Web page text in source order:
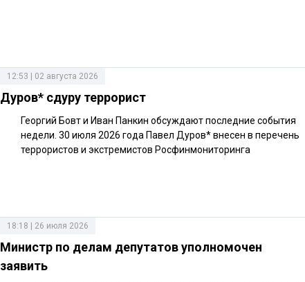
12:53 | 02 августа 2026
Дуров* сдуру террорист
Георгий Бовт и Иван Панкин обсуждают последние события
недели. 30 июля 2026 года Павел Дуров* внесен в перечень
террористов и экстремистов Росфинмониторинга
18:18 | 26 июля 2026
Министр по делам депутатов уполномочен
заявить